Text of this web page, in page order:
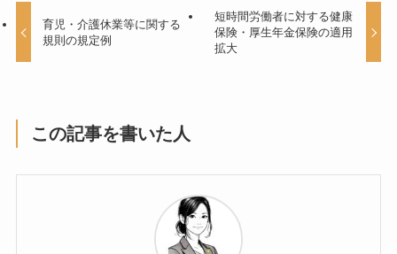
育児・介護休業等に関する
規則の規定例
短時間労働者に対する健康
保険・厚生年金保険の適用
拡大
この記事を書いた人